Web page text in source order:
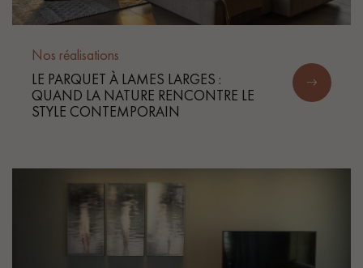
Nos réalisations
LE PARQUET À LAMES LARGES :
QUAND LA NATURE RENCONTRE LE
STYLE CONTEMPORAIN